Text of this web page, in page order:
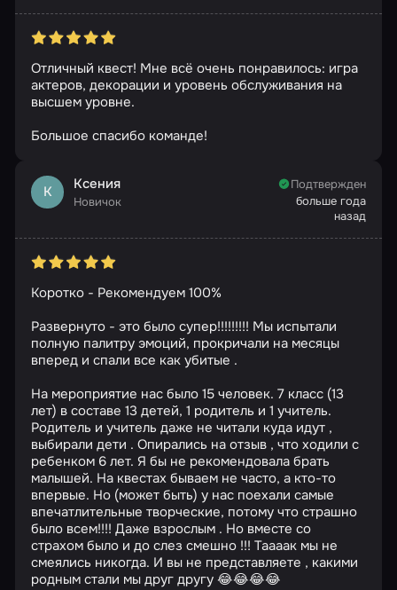
Отличный квест! Мне всё очень понравилось: игра
актеров, декорации и уровень обслуживания на
высшем уровне.
Большое спасибо команде!
К Ксения
Новичок
Подтвержден
больше года
назад
Коротко - Рекомендуем 100%
Развернуто - это было супер!!!!!!!!! Мы испытали
полную палитру эмоций, прокричали на месяцы
вперед и спали все как убитые .
На мероприятие нас было 15 человек. 7 класс (13
лет) в составе 13 детей, 1 родитель и 1 учитель.
Родитель и учитель даже не читали куда идут ,
выбирали дети . Опирались на отзыв , что ходили с
ребенком 6 лет. Я бы не рекомендовала брать
малышей. На квестах бываем не часто, а кто-то
впервые. Но (может быть) у нас поехали самые
впечатлительные творческие, потому что страшно
было всем!!!! Даже взрослым . Но вместе со
страхом было и до слез смешно !!! Таааак мы не
смеялись никогда. И вы не представляете , какими
родным стали мы друг другу 😂😂😂😂